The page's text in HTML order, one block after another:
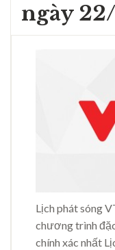
ngày
Lịch phát sóng
chương trình
chính xác nhất